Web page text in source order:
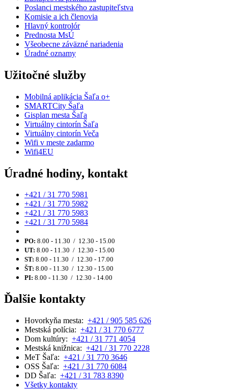
Poslanci mestského zastupiteľstva
Komisie a ich členovia
Hlavný kontrolór
Prednosta MsÚ
Všeobecne záväzné nariadenia
Úradné oznamy
Užitočné služby
Mobilná aplikácia Šaľa o+
SMARTCity Šaľa
Gisplan mesta Šaľa
Virtuálny cintorín Šaľa
Virtuálny cintorín Veča
Wifi v meste zadarmo
Wifi4EU
Úradné hodiny, kontakt
+421 / 31 770 5981
+421 / 31 770 5982
+421 / 31 770 5983
+421 / 31 770 5984
PO: 8.00 - 11.30 / 12.30 - 15.00
UT: 8.00 - 11.30 / 12.30 - 15.00
ST: 8.00 - 11.30 / 12.30 - 17.00
ŠT: 8.00 - 11.30 / 12.30 - 15.00
PI: 8.00 - 11.30 / 12.30 - 14.00
Ďalšie kontakty
Hovorkyňa mesta: +421 / 905 585 626
Mestská polícia: +421 / 31 770 6777
Dom kultúry: +421 / 31 771 4054
Mestská knižnica: +421 / 31 770 2228
MeT Šaľa: +421 / 31 770 3646
OSS Šaľa: +421 / 31 770 6084
DD Šaľa: +421 / 31 783 8390
Všetky kontakty